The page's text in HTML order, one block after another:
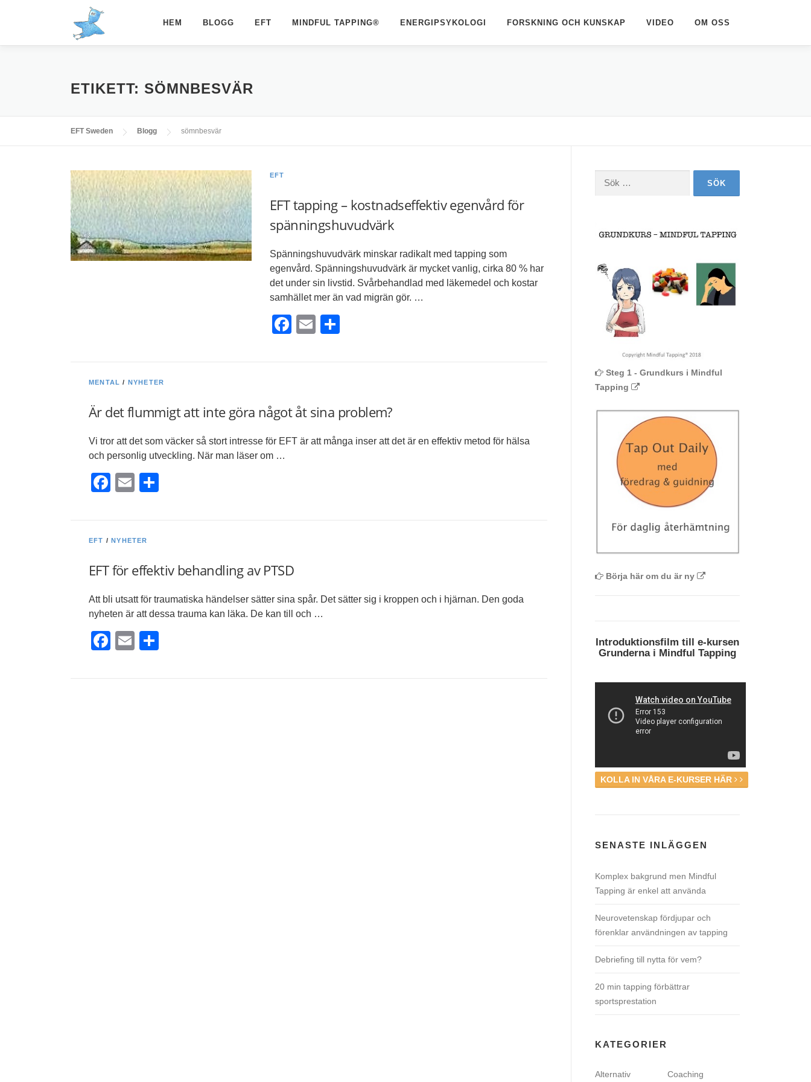
HEM BLOGG EFT MINDFUL TAPPING® ENERGIPSYKOLOGI FORSKNING OCH KUNSKAP VIDEO OM OSS
ETIKETT: SÖMNBESVÄR
EFT Sweden Blogg sömnbesvär
EFT
EFT tapping – kostnadseffektiv egenvård för
spänningshuvudvärk
Spänningshuvudvärk minskar radikalt med tapping som
egenvård. Spänningshuvudvärk är mycket vanlig, cirka 80 % har
det under sin livstid. Svårbehandlad med läkemedel och kostar
samhället mer än vad migrän gör. …
Facebook
Email
MENTAL / NYHETER
Är det flummigt att inte göra något åt sina problem?
Vi tror att det som väcker så stort intresse för EFT är att många inser att det är en effektiv metod för hälsa
och personlig utveckling. När man läser om …
Facebook
Email
EFT /NYHETER
EFT för effektiv behandling av PTSD
Att bli utsatt för traumatiska händelser sätter sina spår. Det sätter sig i kroppen och i hjärnan. Den goda
nyheten är att dessa trauma kan läka. De kan till och …
Facebook
Email
Steg 1 - Grundkurs i Mindful
Tapping
Börja här om du är ny
Introduktionsfilm till e-kursen
Grunderna i Mindful Tapping
KOLLA IN VÅRA E-KURSER HÄR
SENASTE INLÄGGEN
Komplex bakgrund men Mindful
Tapping är enkel att använda
Neurovetenskap fördjupar och
förenklar användningen av tapping
Debriefing till nytta för vem?
20 min tapping förbättrar
sportsprestation
KATEGORIER
Alternativ
Coaching